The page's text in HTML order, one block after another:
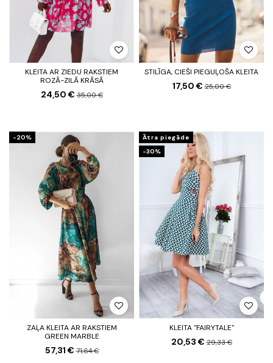
KLEITA AR ZIEDU RAKSTIEM
ROZĀ-ZILĀ KRĀSĀ
24,50 €35,00 €
STILĪGA, CIEŠI PIEGUĻOŠA KLEITA
17,50 €25,00 €
-20%
ZAĻA KLEITA AR RAKSTIEM
GREEN MARBLE
57,31 €71,64 €
Ātra piegāde
-30%
KLEITA "FAIRYTALE"
20,53 €29,33 €